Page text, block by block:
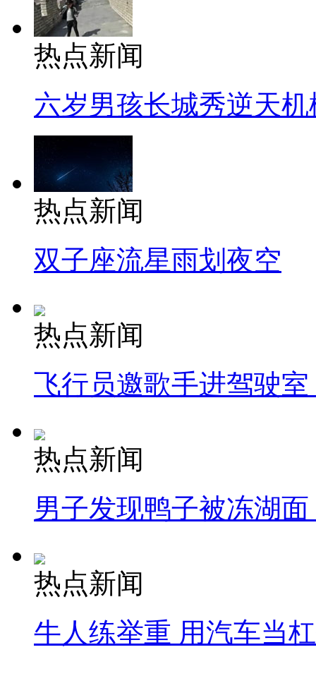
热点新闻
六岁男孩长城秀逆天机
热点新闻
双子座流星雨划夜空
热点新闻
飞行员邀歌手进驾驶
热点新闻
男子发现鸭子被冻湖
热点新闻
牛人练举重 用汽车当